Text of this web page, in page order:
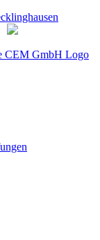
Facebook